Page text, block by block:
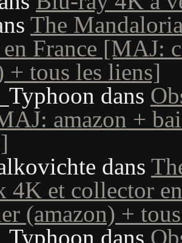
The
France [MAJ:
+ tous les liens]
dans
amazon +
dans
4K et collector
(amazon) +
dans